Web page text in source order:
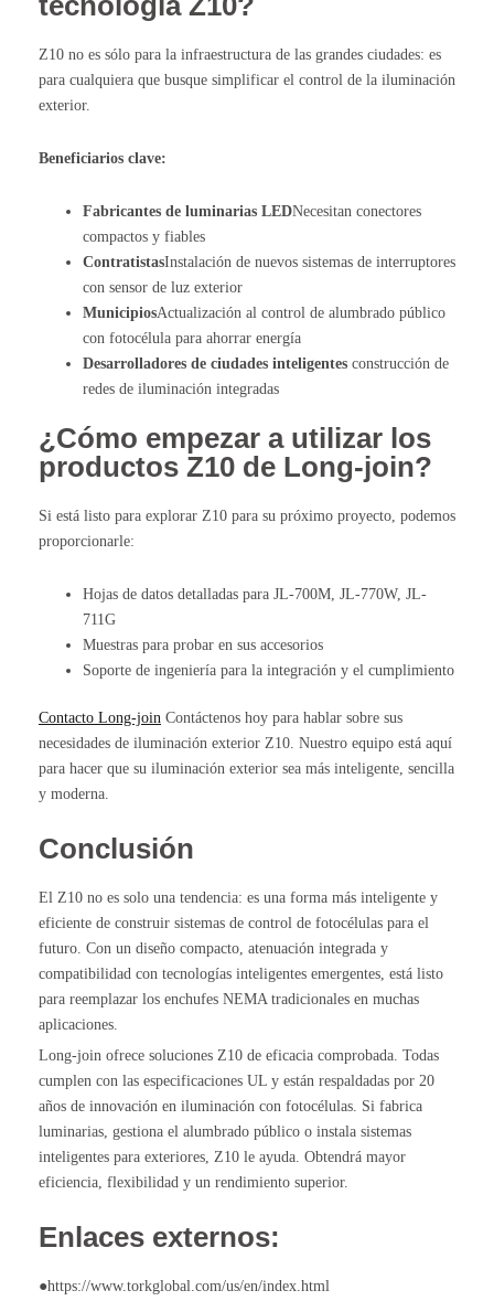
Z10 no es sólo para la infraestructura de las grandes ciudades: es
para cualquiera que busque simplificar el control de la iluminación
exterior.
Beneficiarios clave:
Fabricantes de luminarias LEDNecesitan conectores
compactos y fiables
ContratistasInstalación de nuevos sistemas de interruptores
con sensor de luz exterior
MunicipiosActualización al control de alumbrado público
con fotocélula para ahorrar energía
Desarrolladores de ciudades inteligentes construcción de
redes de iluminación integradas
¿Cómo empezar a utilizar los
productos Z10 de Long-join?
Si está listo para explorar Z10 para su próximo proyecto, podemos
proporcionarle:
Hojas de datos detalladas para JL-700M, JL-770W, JL-
711G
Muestras para probar en sus accesorios
Soporte de ingeniería para la integración y el cumplimiento
Contacto Long-join Contáctenos hoy para hablar sobre sus
necesidades de iluminación exterior Z10. Nuestro equipo está aquí
para hacer que su iluminación exterior sea más inteligente, sencilla
y moderna.
Conclusión
El Z10 no es solo una tendencia: es una forma más inteligente y
eficiente de construir sistemas de control de fotocélulas para el
futuro. Con un diseño compacto, atenuación integrada y
compatibilidad con tecnologías inteligentes emergentes, está listo
para reemplazar los enchufes NEMA tradicionales en muchas
aplicaciones.
Long-join ofrece soluciones Z10 de eficacia comprobada. Todas
cumplen con las especificaciones UL y están respaldadas por 20
años de innovación en iluminación con fotocélulas. Si fabrica
luminarias, gestiona el alumbrado público o instala sistemas
inteligentes para exteriores, Z10 le ayuda. Obtendrá mayor
eficiencia, flexibilidad y un rendimiento superior.
Enlaces externos:
●https://www.torkglobal.com/us/en/index.html